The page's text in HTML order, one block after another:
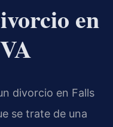
en
divorcio en Falls
se trate de una